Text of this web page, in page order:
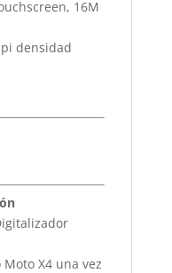
16M
densidad
X4 una vez